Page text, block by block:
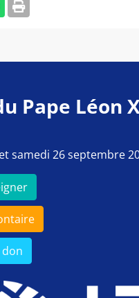
Pape Léon
samedi 26 septembre
don